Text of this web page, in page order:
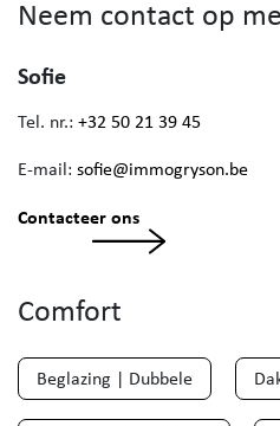
Neem contact op
Sofie
Tel. nr.: +32 50 21 39 45
E-mail: sofie@immogryson.be
Contacteer ons
Comfort
Beglazing | Dubbele